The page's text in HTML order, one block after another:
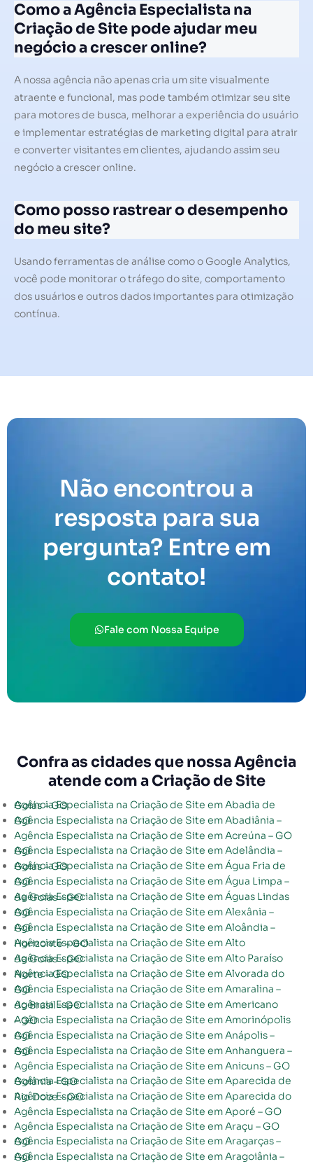
Como a Agência Especialista na
Criação de Site pode ajudar meu
negócio a crescer online?
A nossa agência não apenas cria um site visualmente
atraente e funcional, mas pode também otimizar seu site
para motores de busca, melhorar a experiência do usuário
e implementar estratégias de marketing digital para atrair
e converter visitantes em clientes, ajudando assim seu
negócio a crescer online.
Como posso rastrear o desempenho
do meu site?
Usando ferramentas de análise como o Google Analytics,
você pode monitorar o tráfego do site, comportamento
dos usuários e outros dados importantes para otimização
contínua.
Não encontrou a
resposta para sua
pergunta? Entre em
contato!
Fale com Nossa Equipe
Confra as cidades que nossa Agência
atende com a Criação de Site
Agência Especialista na Criação de Site em Abadia de Goiás – GO
Agência Especialista na Criação de Site em Abadiânia – GO
Agência Especialista na Criação de Site em Acreúna – GO
Agência Especialista na Criação de Site em Adelândia – GO
Agência Especialista na Criação de Site em Água Fria de Goiás – GO
Agência Especialista na Criação de Site em Água Limpa – GO
Agência Especialista na Criação de Site em Águas Lindas de Goiás – GO
Agência Especialista na Criação de Site em Alexânia – GO
Agência Especialista na Criação de Site em Aloândia – GO
Agência Especialista na Criação de Site em Alto Horizonte – GO
Agência Especialista na Criação de Site em Alto Paraíso de Goiás – GO
Agência Especialista na Criação de Site em Alvorada do Norte – GO
Agência Especialista na Criação de Site em Amaralina – GO
Agência Especialista na Criação de Site em Americano do Brasil – GO
Agência Especialista na Criação de Site em Amorinópolis – GO
Agência Especialista na Criação de Site em Anápolis – GO
Agência Especialista na Criação de Site em Anhanguera – GO
Agência Especialista na Criação de Site em Anicuns – GO
Agência Especialista na Criação de Site em Aparecida de Goiânia – GO
Agência Especialista na Criação de Site em Aparecida do Rio Doce – GO
Agência Especialista na Criação de Site em Aporé – GO
Agência Especialista na Criação de Site em Araçu – GO
Agência Especialista na Criação de Site em Aragarças – GO
Agência Especialista na Criação de Site em Aragoiânia – GO